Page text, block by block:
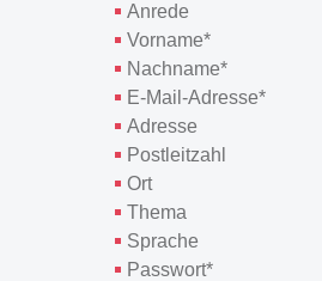
Anrede
Vorname*
Nachname*
E-Mail-Adresse*
Adresse
Postleitzahl
Ort
Thema
Sprache
Passwort*